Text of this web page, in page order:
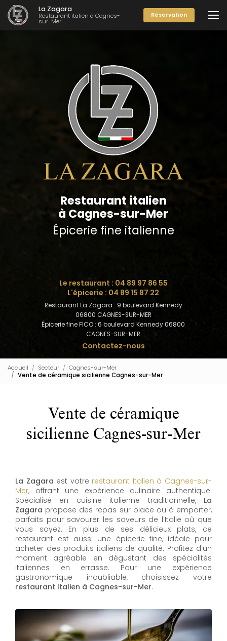
Aller
au
contenu
principal
La Zagara
Restaurant italien à Cagnes-
sur-Mer
Réservation
Restaurant italien
à Cagnes-sur-Mer
Épicerie fine italienne
Le restaurant : 04 89 97 86 55
L'épicerie : 04 89 15 87 22
Restaurant La Zagara : 9 boulevard Kennedy
06800 CAGNES-SUR-MER
Épicerie fine FICO : 6 boulevard Kennedy 06800
CAGNES-SUR-MER
Contactez-nous
Accueil Secteur
Cagnes-sur-Mer
Vente de céramique sicilienne Cagnes-sur-Mer
Vente de céramique
sicilienne Cagnes-sur-Mer
La Zagara est votre restaurant Italien à Cagnes-sur-
Mer, offrant une expérience culinaire authentique.
Spécialisé en cuisine italienne traditionnelle,La
Zagara propose des repas sur place ou à emporter,
parfaits pour savourer les saveurs de l'Italie où que
vous soyez. En plus de ses délicieux plats, ce
restaurant est aussi une épicerie fine, idéale pour
acheter des produits italiens de qualité. Profitez d'un
moment agréable en dégustant des spécialités
italiennes en errasse. Pour une expérience
gastronomique inoubliable, choisissez votre
restaurant Italien à Cagnes-sur-Mer.